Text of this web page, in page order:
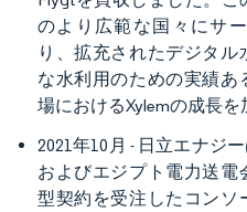
のより広範な国々にサ
り、拡充されたデジタ
な水利用のための実績
場におけるXylemの成長を
2021年10月 - 日立エナジ
およびエジプト電力送電
型契約を受注したコンソ